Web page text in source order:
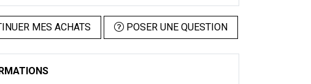
MES ACHATS POSER UNE QUESTION